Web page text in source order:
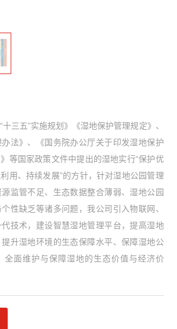
三五”实施规划》《湿地保护管理规定》、
办法》、《国务院办公厅关于印发湿地保护
等国家政策文件中提出的湿地实行“保护优
用、持续发展”的方针，针对湿地公园管理
监管不足、生态数据整合薄弱、湿地公园
性缺乏等诸多问题，我公司引入物联网、
技术，建设智慧湿地管理平台，提高湿地
升湿地环境的生态保障水平、保障湿地公
全面维护与保障湿地的生态价值与经济价